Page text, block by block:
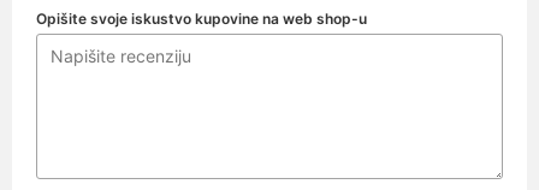
Opišite svoje iskustvo kupovine na web shop-u